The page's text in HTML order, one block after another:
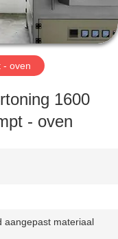
- oven
1600
- oven
aangepast materiaal